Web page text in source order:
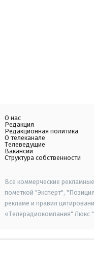
О нас
Редакция
Редакционная политика
О телеканале
Телеведущие
Вакансии
Структура собственности
Все коммерческие
пометкой "Эксперт",
рекламе и правил
«Телерадиокомпания" Люкс